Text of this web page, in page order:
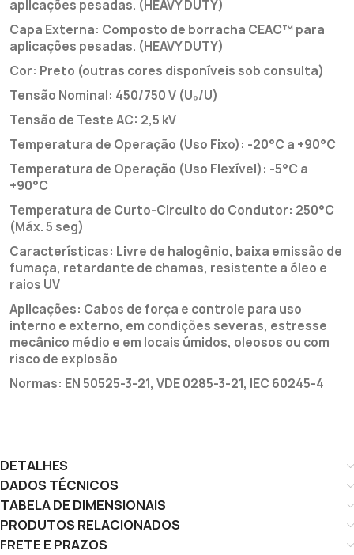
aplicações pesadas. (HEAVY DUTY)
Capa Externa: Composto de borracha CEAC™ para
aplicações pesadas. (HEAVY DUTY)
Cor: Preto (outras cores disponíveis sob consulta)
Tensão Nominal: 450/750 V (U₀/U)
Tensão de Teste AC: 2,5 kV
Temperatura de Operação (Uso Fixo): -20°C a +90°C
Temperatura de Operação (Uso Flexível): -5°C a
+90°C
Temperatura de Curto-Circuito do Condutor: 250°C
(Máx. 5 seg)
Características: Livre de halogênio, baixa emissão de
fumaça, retardante de chamas, resistente a óleo e
raios UV
Aplicações: Cabos de força e controle para uso
interno e externo, em condições severas, estresse
mecânico médio e em locais úmidos, oleosos ou com
risco de explosão
Normas: EN 50525-3-21, VDE 0285-3-21, IEC 60245-4
DETALHES
DADOS TÉCNICOS
TABELA DE DIMENSIONAIS
PRODUTOS RELACIONADOS
FRETE E PRAZOS